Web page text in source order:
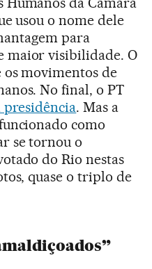
usou o nome dele
para
maior visibilidade. O
movimentos de
No final, o PT
presidência. Mas a
como
se tornou o
do Rio nestas
quase o triplo de